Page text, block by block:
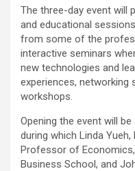
The three-day event will
and educational
from some of the
interactive seminars
new technologies and
experiences, networking
workshops.
Opening the event will
during which Linda
Professor of
Business School, and